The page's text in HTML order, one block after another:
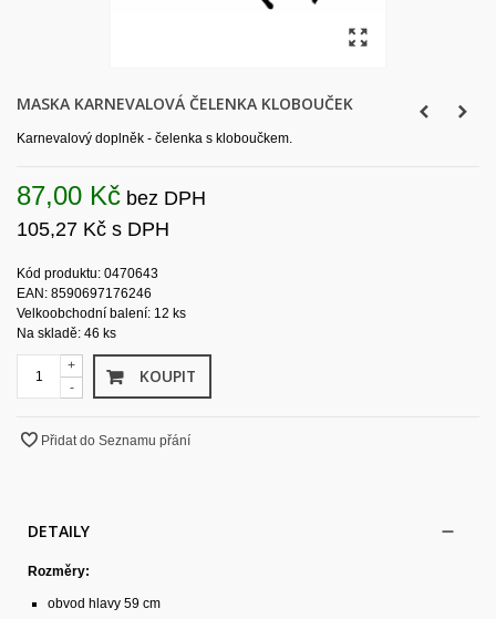
MASKA KARNEVALOVÁ ČELENKA KLOBOUČEK
Karnevalový doplněk - čelenka s kloboučkem.
87,00 Kč bez DPH
105,27 Kč s DPH
Kód produktu: 0470643
EAN: 8590697176246
Velkoobchodní balení: 12 ks
Na skladě: 46 ks
-
+ KOUPIT
Přidat do Seznamu přání
DETAILY
Rozměry:
obvod hlavy 59 cm